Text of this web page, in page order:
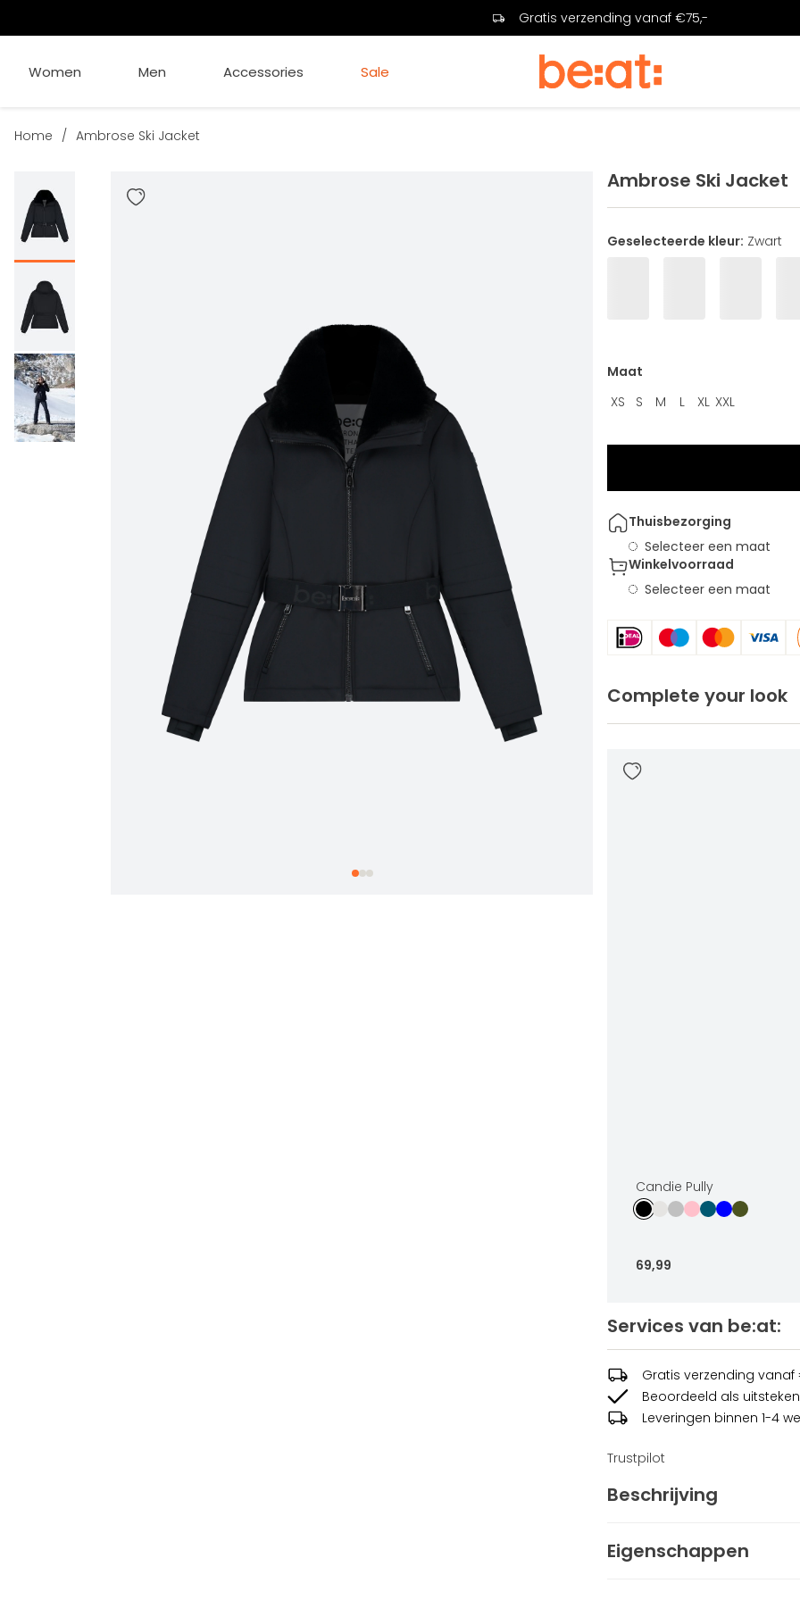
Gratis verzending vanaf €75,-
Women Men Accessories Sale
Home / Ambrose Ski Jacket
Ambrose Ski Jacket
Geselecteerde kleur: Zwart
Maat
XS
S M L XL XXL
Thuisbezorging
Selecteer een maat
Winkelvoorraad
Selecteer een maat
Complete your look
Candie Pully
69,99
Candie Pully
In
Services van be:at:
Gratis verzending vanaf
Beoordeeld als
Leveringen binnen 1-4
Trustpilot
Beschrijving
afwerking en is gevoerd
Eigenschappen